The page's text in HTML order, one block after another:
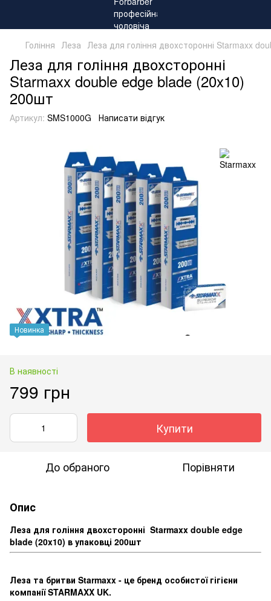
Гоління Леза Леза для гоління двохсторонні Starmaxx
Леза для гоління двохсторонні
Starmaxx double edge blade (20x10)
200шт
Артикул: SMS1000G Написати відгук
Новинка
В наявності
799 грн
Купити
До обраного Порівняти
Опис
Леза для гоління двохсторонні Starmaxx double edge
blade (20x10) в упаковці 200шт
Леза та бритви Starmaxx - це бренд особистої гігієни
компанії STARMAXX UK.